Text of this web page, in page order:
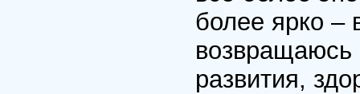
более ярко –
возвращаюсь
развития,